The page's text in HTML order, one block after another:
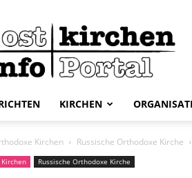
ostkirchen.info
KIRCHEN
Kirchen Russische Orthodoxe Kirche
Russische Orthodoxe Kirche